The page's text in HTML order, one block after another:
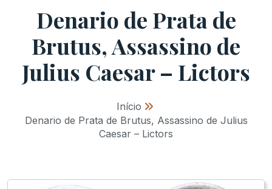
Denario de Prata de
Brutus, Assassino de
Julius Caesar – Lictors
Início »
Denario de Prata de Brutus, Assassino de Julius
Caesar – Lictors